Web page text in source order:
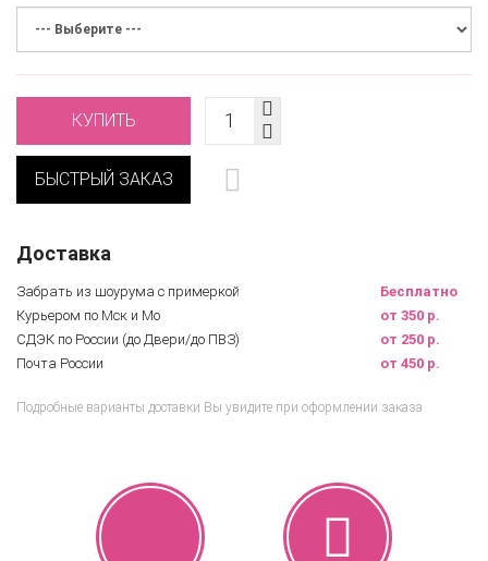
КУПИТЬ
БЫСТРЫЙ ЗАКАЗ
Доставка
Забрать из шоурума с примеркой
Бесплатно
Курьером по Мск и Мо
от 350 р.
СДЭК по России (до Двери/до ПВЗ)
от 250 р.
Почта России
от 450 р.
Подробные варианты доставки Вы увидите при оформлении заказа